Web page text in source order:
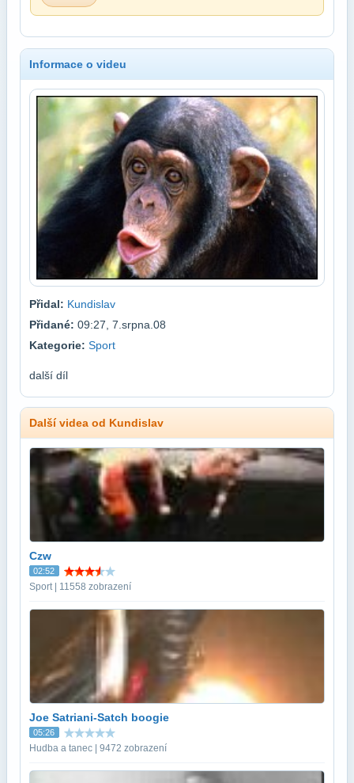
Informace o videu
Přidal: Kundislav
Přidané: 09:27, 7.srpna.08
Kategorie: Sport
další díl
Další videa od Kundislav
Czw
02:52
Sport | 11558 zobrazení
Joe Satriani-Satch boogie
05:26
Hudba a tanec | 9472 zobrazení